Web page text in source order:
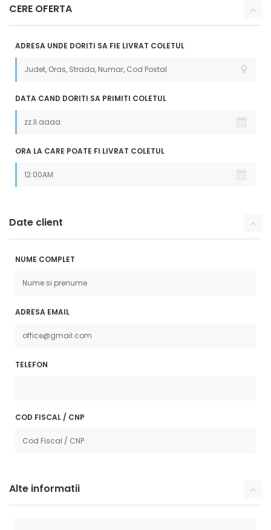
CERE OFERTA
ADRESA UNDE DORITI SA FIE LIVRAT COLETUL
DATA CAND DORITI SA PRIMITI COLETUL
ORA LA CARE POATE FI LIVRAT COLETUL
Date client
NUME COMPLET
ADRESA EMAIL
TELEFON
COD FISCAL / CNP
Alte informatii